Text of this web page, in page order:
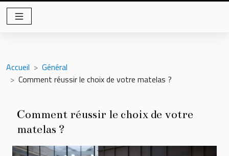
Accueil
Général
Comment réussir le choix de votre matelas ?
Comment réussir le choix de votre
matelas ?